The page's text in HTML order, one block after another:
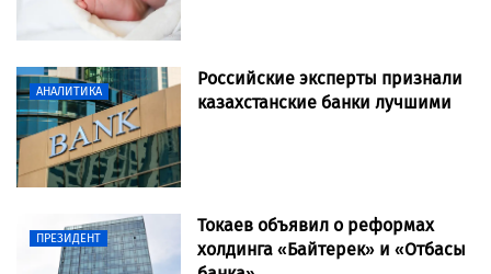
АНАЛИТИКА
Российские эксперты признали
казахстанские банки лучшими
ПРЕЗИДЕНТ
Токаев объявил о реформах
холдинга «Байтерек» и «Отбасы